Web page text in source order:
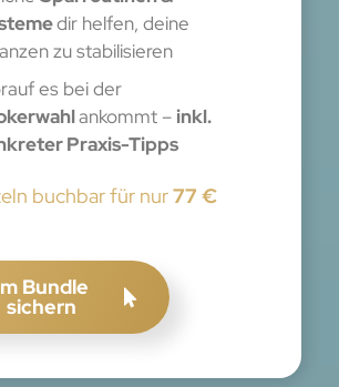
dir helfen, deine
zu stabilisieren
es bei der
ankommt – inkl.
Praxis-Tipps
buchbar für nur77 €
Bundle
sichern